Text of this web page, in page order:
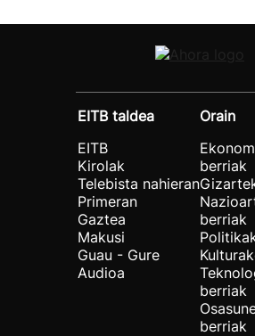
EITB taldea
EITB
Kirolak
Telebista nahieran
Primeran
Gaztea
Makusi
Guau - Gure
Audioa
Orain
berriak
berriak
berriak
berriak